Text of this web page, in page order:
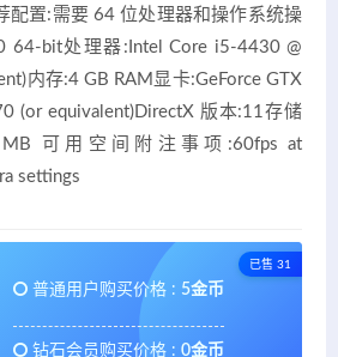
配置:需要 64 位处理器和操作系统操
64-bit处理器:Intel Core i5-4430 @
内存:4 GB RAM显卡:GeForce GTX
(or equivalent)DirectX 版本:11存储
可用空间附注事项:60fps at
settings
已售 31
普通用户购买价格 : 5金币
钻石会员购买价格 : 0金币